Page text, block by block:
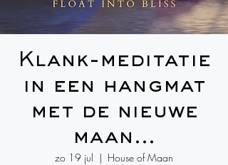
Klank-meditatie
in een hangmat
met de nieuwe
maan...
zo 19 jul
  |
House of Maan